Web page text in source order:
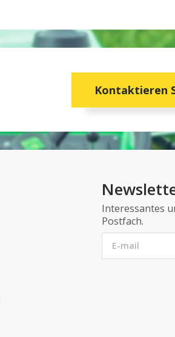
Kontaktieren
Interessantes
Postfach.